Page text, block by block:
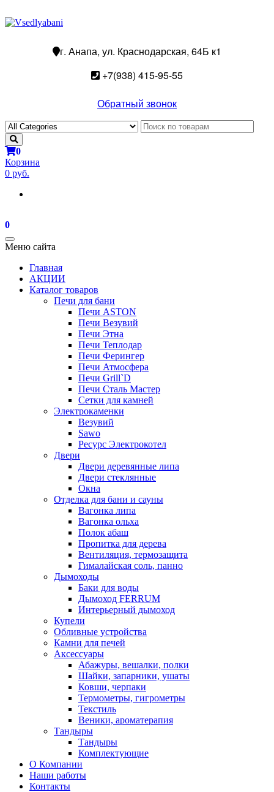
г. Анапа, ул. Краснодарская, 64Б к1
+7(938) 415-95-55
Обратный звонок
0
Корзина
0 руб.
0
Toggle
navigation
Меню сайта
Главная
АКЦИИ
Каталог товаров
Печи для бани
Печи ASTON
Печи Везувий
Печи Этна
Печи Теплодар
Печи Ферингер
Печи Атмосфера
Печи Grill`D
Печи Сталь Мастер
Сетки для камней
Электрокаменки
Везувий
Sawo
Ресурс Электрокотел
Двери
Двери деревянные липа
Двери стеклянные
Окна
Отделка для бани и сауны
Вагонка липа
Вагонка ольха
Полок абаш
Пропитка для дерева
Вентиляция, термозащита
Гималайская соль, панно
Дымоходы
Баки для воды
Дымоход FERRUM
Интерьерный дымоход
Купели
Обливные устройства
Камни для печей
Аксессуары
Абажуры, вешалки, полки
Шайки, запарники, ушаты
Ковши, черпаки
Термометры, гигрометры
Текстиль
Веники, ароматерапия
Тандыры
Тандыры
Комплектующие
О Компании
Наши работы
Контакты